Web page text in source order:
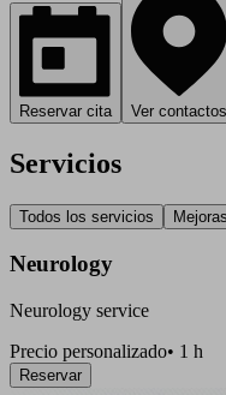
Reservar cita Ver contactos
Servicios
Todos los servicios
Neurology
Neurology service
Precio personalizado• 1 h
Reservar